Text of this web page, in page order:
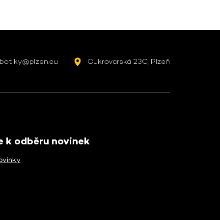
Cukrovarská 23C, Plzeň
k odběru novinek